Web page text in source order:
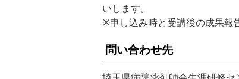
いします。
※申し込み時と受講後の成果報
問い合わせ先